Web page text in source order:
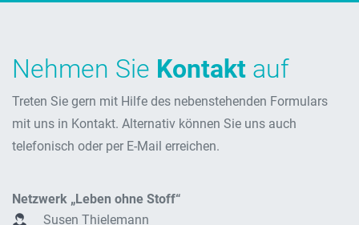
Nehmen Sie Kontakt auf
Treten Sie gern mit Hilfe des nebenstehenden Formulars
mit uns in Kontakt. Alternativ können Sie uns auch
telefonisch oder per E-Mail erreichen.
Netzwerk „Leben ohne Stoff“
Susen Thielemann